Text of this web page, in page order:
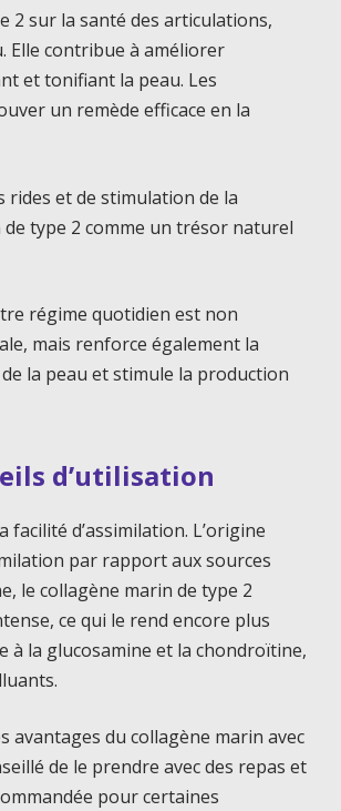
2 sur la santé des articulations,
Elle contribue à améliorer
et tonifiant la peau. Les
un remède efficace en la
rides et de stimulation de la
type 2 comme un trésor naturel
régime quotidien est non
mais renforce également la
la peau et stimule la production
d’utilisation
d’assimilation. L’origine
par rapport aux sources
le collagène marin de type 2
ce qui le rend encore plus
à la glucosamine et la chondroïtine,
du collagène marin avec
de le prendre avec des repas et
pour certaines